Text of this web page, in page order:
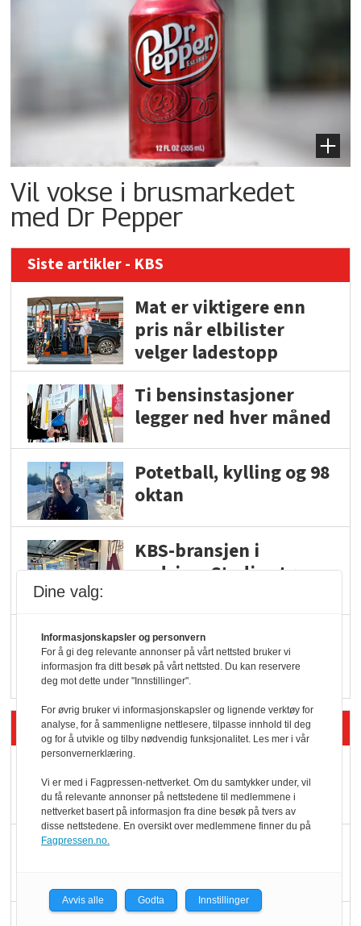
Vil vokse i brusmarkedet
med Dr Pepper
Siste artikler - KBS
Mat er viktigere enn
pris når elbilister
velger ladestopp
Ti bensinstasjoner
legger ned hver måned
Potetball, kylling og 98
oktan
KBS-bransjen i
endring: Stadig større
Vokser med ferdigmat
i dagligvare
Siste artikler - Butikk i praksis
dundrer videre
Dine valg:
Informasjonskapsler og personvern
For å gi deg relevante annonser på vårt nettsted bruker vi
informasjon fra ditt besøk på vårt nettsted. Du kan reservere
deg mot dette under "Innstillinger".
For øvrig bruker vi informasjonskapsler og lignende verktøy for
analyse, for å sammenligne nettlesere, tilpasse innhold til deg
og for å utvikle og tilby nødvendig funksjonalitet. Les mer i vår
personvernerklæring.
Vi er med i Fagpressen-nettverket. Om du samtykker under, vil
du få relevante annonser på nettstedene til medlemmene i
nettverket basert på informasjon fra dine besøk på tvers av
disse nettstedene. En oversikt over medlemmene finner du på
Fagpressen.no.
Avvis alle Godta Innstillinger